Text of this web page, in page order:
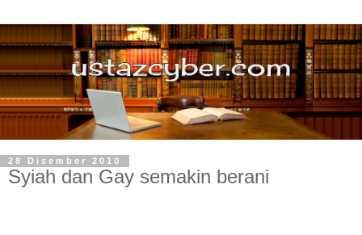
28 Disember 2010
Syiah dan Gay semakin berani